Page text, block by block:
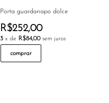
Porta guardanapo dolce
R$252,00
3 x de R$84,00 sem juros
comprar